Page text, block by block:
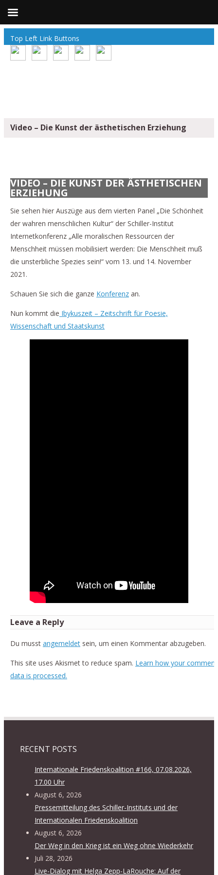
Top Left Link Buttons
Video – Die Kunst der ästhetischen Erziehung
VIDEO – DIE KUNST DER ÄSTHETISCHEN
ERZIEHUNG
Sie sehen hier Auszüge aus dem vierten Panel „Die Schönheit
der wahren menschlichen Kultur“ der Schiller-Institut
Internetkonferenz „Alle moralischen Ressourcen der
Menschheit müssen mobilisiert werden: Die Menschheit muß
die unsterbliche Spezies sein!“ vom 13. und 14. November
2021.
Schauen Sie sich die ganze Konferenzan.
Nun kommt die Ibykuszeit – Zeitschrift für Poesie,
Wissenschaft und Staatskunst
Leave a Reply
Du musst angemeldetsein, um einen Kommentar abzugeben.
This site uses Akismet to reduce spam. Learn how your comment
data is processed.
RECENT POSTS
Internationale Friedenskoalition #166, 07.08.2026,
17.00 Uhr
August 6, 2026
Pressemitteilung des Schiller-Instituts und der
Internationalen Friedenskoalition
August 6, 2026
Der Weg in den Krieg ist ein Weg ohne Wiederkehr
Juli 28, 2026
Live-Dialog mit Helga Zepp-LaRouche: Auf der